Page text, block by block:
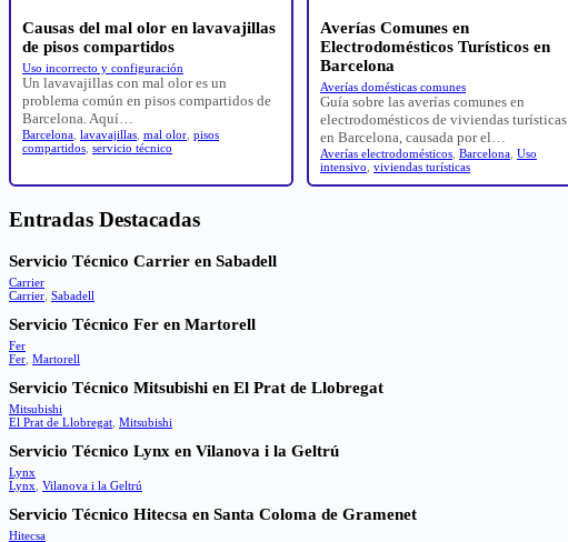
Causas del mal olor en lavavajillas
de pisos compartidos
Uso incorrecto y configuración
Un lavavajillas con mal olor es un
problema común en pisos compartidos de
Barcelona. Aquí…
Barcelona lavavajillas mal olor pisos
compartidos servicio técnico
Averías Comunes en
Electrodomésticos Turísticos en
Barcelona
Averías domésticas comunes
Guía sobre las averías comunes en
electrodomésticos de viviendas turísticas
en Barcelona, causada por el…
Averías electrodomésticos Barcelona Uso
intensivo viviendas turísticas
Entradas Destacadas
Servicio Técnico Carrier en Sabadell
Carrier
Carrier Sabadell
Servicio Técnico Fer en Martorell
Fer
Fer Martorell
Servicio Técnico Mitsubishi en El Prat de Llobregat
Mitsubishi
El Prat de Llobregat Mitsubishi
Servicio Técnico Lynx en Vilanova i la Geltrú
Lynx
Lynx Vilanova i la Geltrú
Servicio Técnico Hitecsa en Santa Coloma de Gramenet
Hitecsa